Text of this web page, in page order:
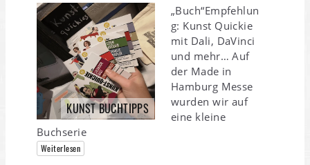
KUNST BUCHTIPPS
„Buch“Empfehlun
g: Kunst Quickie
mit Dali, DaVinci
und mehr… Auf
der Made in
Hamburg Messe
wurden wir auf
eine kleine
Buchserie
Weiterlesen